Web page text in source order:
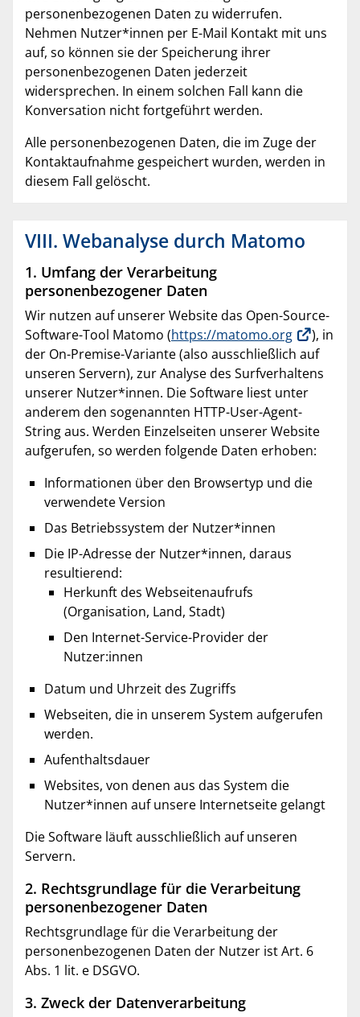
personenbezogenen Daten zu widerrufen.
Nehmen Nutzer*innen per E-Mail Kontakt mit uns
auf, so können sie der Speicherung ihrer
personenbezogenen Daten jederzeit
widersprechen. In einem solchen Fall kann die
Konversation nicht fortgeführt werden.
Alle personenbezogenen Daten, die im Zuge der
Kontaktaufnahme gespeichert wurden, werden in
diesem Fall gelöscht.
VIII. Webanalyse durch Matomo
1. Umfang der Verarbeitung
personenbezogener Daten
Wir nutzen auf unserer Website das Open-Source-
Software-Tool Matomo (https://matomo.org
), in
der On-Premise-Variante (also ausschließlich auf
unseren Servern), zur Analyse des Surfverhaltens
unserer Nutzer*innen. Die Software liest unter
anderem den sogenannten HTTP-User-Agent-
String aus. Werden Einzelseiten unserer Website
aufgerufen, so werden folgende Daten erhoben:
Informationen über den Browsertyp und die
verwendete Version
Das Betriebssystem der Nutzer*innen
Die IP-Adresse der Nutzer*innen, daraus
resultierend:
Herkunft des Webseitenaufrufs
(Organisation, Land, Stadt)
Den Internet-Service-Provider der
Nutzer:innen
Datum und Uhrzeit des Zugriffs
Webseiten, die in unserem System aufgerufen
werden.
Aufenthaltsdauer
Websites, von denen aus das System die
Nutzer*innen auf unsere Internetseite gelangt
Die Software läuft ausschließlich auf unseren
Servern.
2. Rechtsgrundlage für die Verarbeitung
personenbezogener Daten
Rechtsgrundlage für die Verarbeitung der
personenbezogenen Daten der Nutzer ist Art. 6
Abs. 1 lit. e DSGVO.
3. Zweck der Datenverarbeitung